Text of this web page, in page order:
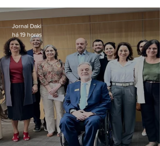
prêmio internacional nos EUA
Jornal Daki
há 19 horas